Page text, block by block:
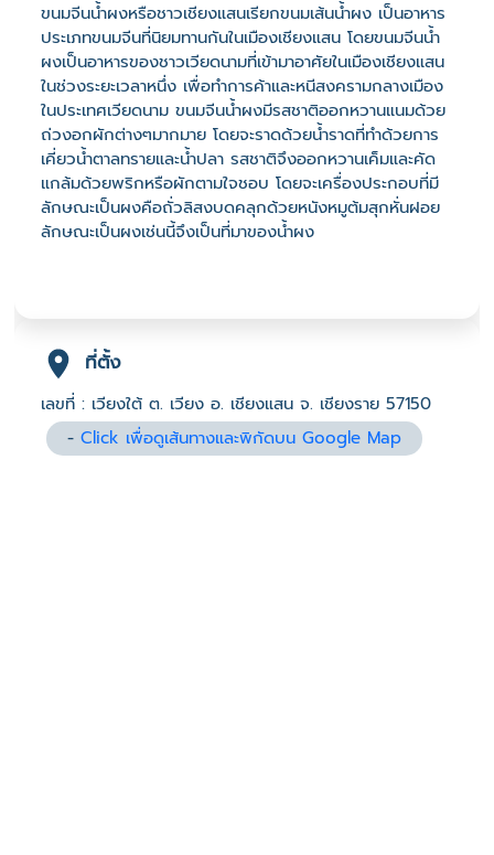
ขนมจีนน้ำผงหรือชาวเชียงแสนเรียกขนมเส้นน้ำผง เป็นอาหาร
ประเภทขนมจีนที่นิยมทานกันในเมืองเชียงแสน โดยขนมจีนน้ำ
ผงเป็นอาหารของชาวเวียดนามที่เข้ามาอาศัยในเมืองเชียงแสน
ในช่วงระยะเวลาหนึ่ง เพื่อทำการค้าและหนีสงครามกลางเมือง
ในประเทศเวียดนาม ขนมจีนน้ำผงมีรสชาติออกหวานแนมด้วย
ถ่วงอกผักต่างๆมากมาย โดยจะราดด้วยน้ำราดที่ทำด้วยการ
เคี่ยวน้ำตาลทรายและน้ำปลา รสชาติจึงออกหวานเค็มและคัด
แกล้มด้วยพริกหรือผักตามใจชอบ โดยจะเครื่องประกอบที่มี
ลักษณะเป็นผงคือถั่วลิสงบดคลุกด้วยหนังหมูต้มสุกหั่นฝอย
ลักษณะเป็นผงเช่นนี้จึงเป็นที่มาของน้ำผง
ที่ตั้ง
เลขที่ : เวียงใต้ ต. เวียง อ. เชียงแสน จ. เชียงราย 57150
-Click เพื่อดูเส้นทางและพิกัดบน Google Map